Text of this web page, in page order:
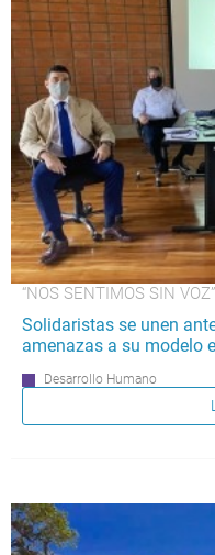
“NOS SENTIMOS SIN VOZ”
Solidaristas se unen
amenazas a su modelo
Desarrollo Humano